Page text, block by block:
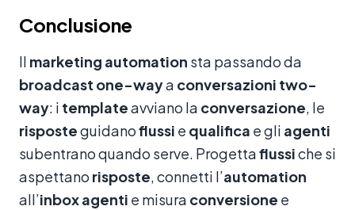
Conclusione
Il marketing automation sta passando da
broadcast one-waya conversazioni two-
way: i templateavviano la conversazione, le
risposteguidanoflussi e qualifica e gli agenti
subentrano quando serve. Progettaflussiche si
aspettano risposte, connetti l’automation
all’inboxagenti e misura conversione e